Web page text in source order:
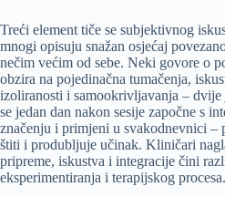
Treći element tiče se subjektivnog
mnogi opisuju snažan osjećaj
nečim većim od sebe. Neki govore o
obzira na pojedinačna tumačenja,
izoliranosti i samookrivljavanja – dvije
se jedan dan nakon sesije započne s
značenju i primjeni u svakodnevnici
štiti i produbljuje učinak. Kliničari
pripreme, iskustva i integracije čini
eksperimentiranja i terapijskog procesa.